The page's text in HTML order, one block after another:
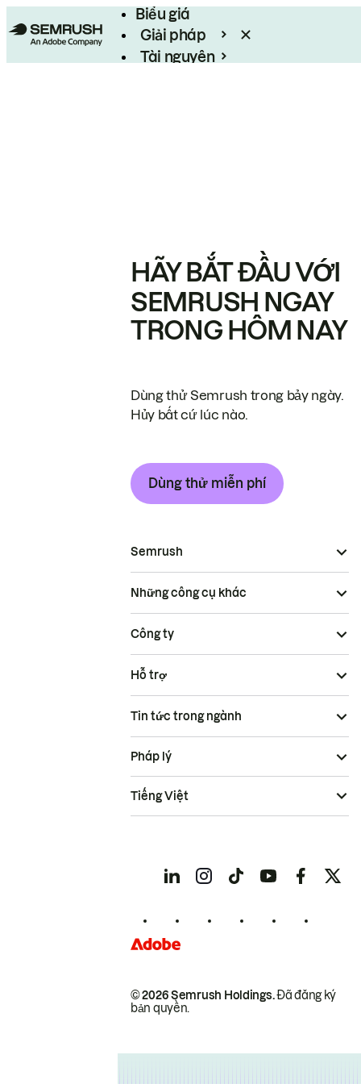
Biểu giá
Giải pháp
Tài nguyên
HÃY BẮT ĐẦU VỚI
SEMRUSH NGAY
TRONG HÔM NAY
Dùng thử Semrush trong bảy ngày.
Hủy bất cứ lúc nào.
Dùng thử miễn phí
Semrush
Những công cụ khác
Công ty
Hỗ trợ
Tin tức trong ngành
© 2026 Semrush Holdings.Đã đăng ký
bản quyền.
Pháp lý
Tiếng Việt